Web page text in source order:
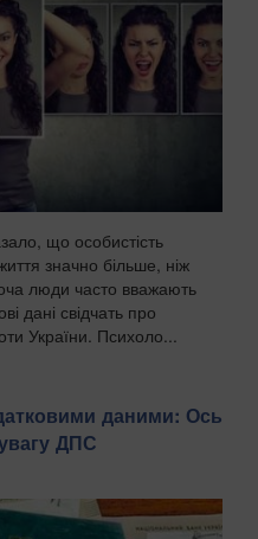
що особистість
значно більше, ніж
люди часто вважають
дані свідчать про
України. Психоло...
даними: Ось
ДПС